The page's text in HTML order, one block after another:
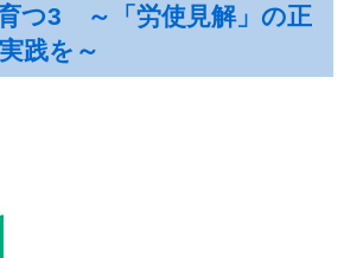
つ3 ～「労使見解」の正
践を～